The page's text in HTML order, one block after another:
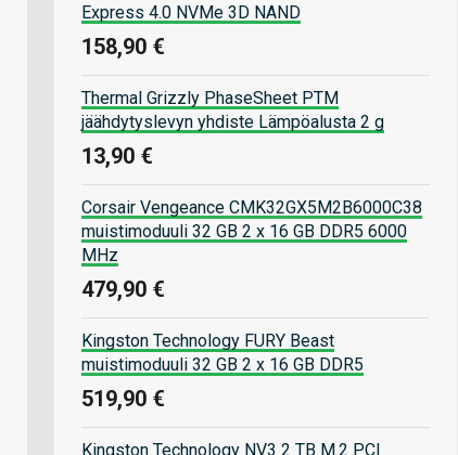
Express 4.0 NVMe 3D NAND
158,90 €
Thermal Grizzly PhaseSheet PTM
jäähdytyslevyn yhdiste Lämpöalusta 2 g
13,90 €
Corsair Vengeance CMK32GX5M2B6000C38
muistimoduuli 32 GB 2 x 16 GB DDR5 6000
MHz
479,90 €
Kingston Technology FURY Beast
muistimoduuli 32 GB 2 x 16 GB DDR5
519,90 €
Kingston Technology NV3 2 TB M.2 PCI